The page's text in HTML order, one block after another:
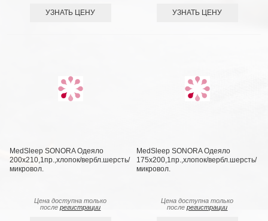
УЗНАТЬ ЦЕНУ УЗНАТЬ ЦЕНУ
MedSleep SONORA Одеяло
200х210,1пр.,хлопок/вербл.шерсть/
микровол.
Цена доступна только
послерегистрации
MedSleep SONORA Одеяло
175х200,1пр.,хлопок/вербл.шерсть/
микровол.
Цена доступна только
послерегистрации